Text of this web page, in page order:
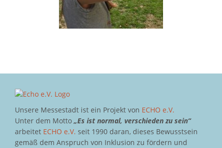
Unsere Messestadt ist ein Projekt von ECHO e.V.
Unter dem Motto „Es ist normal, verschieden zu sein“
arbeitet ECHO e.V. seit 1990 daran, dieses Bewusstsein
gemäß dem Anspruch von Inklusion zu fördern und